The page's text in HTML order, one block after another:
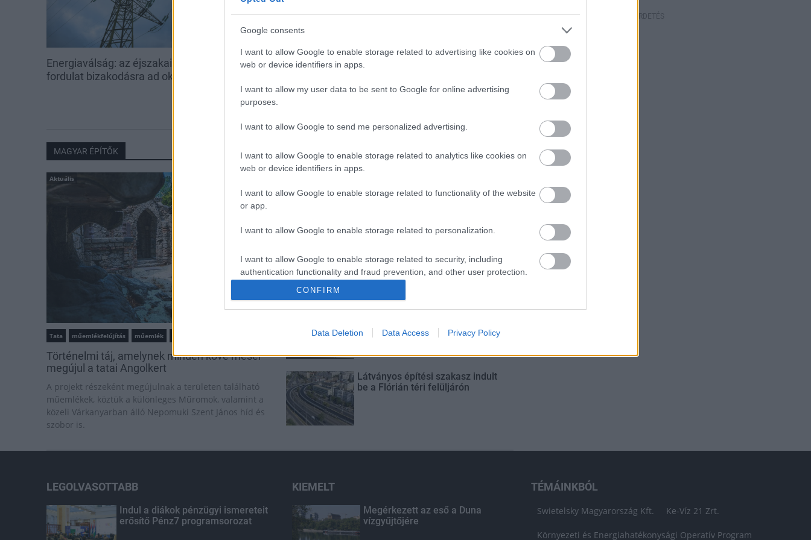
Google consents
I want to allow Google to enable storage related to advertising like cookies on
web or device identifiers in apps.
I want to allow my user data to be sent to Google for online advertising
purposes.
I want to allow Google to send me personalized advertising.
I want to allow Google to enable storage related to analytics like cookies on
web or device identifiers in apps.
I want to allow Google to enable storage related to functionality of the website
or app.
I want to allow Google to enable storage related to personalization.
I want to allow Google to enable storage related to security, including
authentication functionality and fraud prevention, and other user protection.
CONFIRM
Data Deletion Data Access Privacy Policy
Energiaválság: az éjszakai
fordulat bizakodásra ad okot
Paks: hétfőn és talán még
utolsó turbina
Az atomerőmű egyetlen
Duna vizét némileg felmelegíti
MAGYAR ÉPÍTŐK
Aktuális
Tata műemlékfelújítás műemlék
Történelmi táj, amelynek minden köve mesél –
megújul a tatai Angolkert
A projekt részeként megújulnak a területen található
műemlékek, köztük a különleges Műromok, valamint a
közeli Várkanyarban álló Nepomuki Szent János híd és
szobor is.
Bicske Kelet csomópont építése
csomópont épül Angyalföldön
Másfélszeresére bővítik
református iskoláját
Látványos építési szakasz indult
be a Flórián téri felüljárón
HIRDETÉS
LEGOLVASOTTABB
Indul a diákok pénzügyi ismereteit
erősítő Pénz7 programsorozat
KIEMELT
Megérkezett az eső a Duna
vízgyűjtőjére
TÉMÁINKBÓL
Swietelsky Magyarország Kft. Ke-Víz 21 Zrt.
Környezeti és Energiahatékonysági Operatív Program